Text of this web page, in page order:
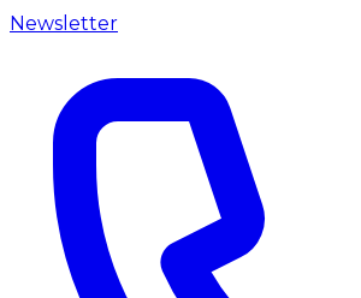
Newsletter